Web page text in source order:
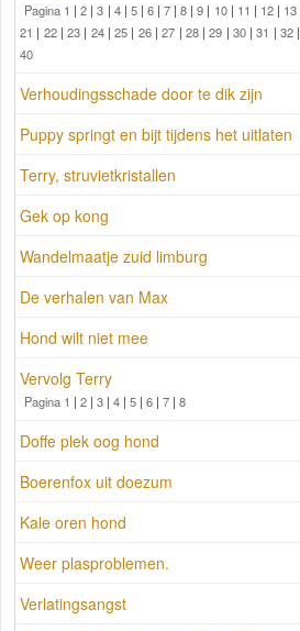
Pagina 1 |2 |3 | 4| 5| 6|7 |8 |9 | 10| 11 | 12| 13
21 | 22|23 | 24|25 | 26|27 | 28|29 | 30|31 |32 |
40
Verhoudingsschade door te dik zijn
Puppy springt en bijt tijdens het uitlaten
Terry, struvietkristallen
Gek op kong
Wandelmaatje zuid limburg
De verhalen van Max
Hond wilt niet mee
Vervolg Terry
Pagina 1 | 2 | 3 | 4 | 5 | 6 | 7 | 8
Doffe plek oog hond
Boerenfox uit doezum
Kale oren hond
Weer plasproblemen.
Verlatingsangst